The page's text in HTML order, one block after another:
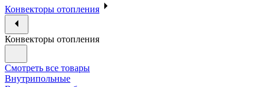
Конвекторы отопления
Конвекторы отопления
Смотреть все товары
Внутрипольные